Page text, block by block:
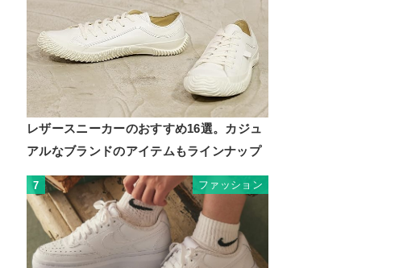
レザースニーカーのおすすめ16選。カジュ
アルなブランドのアイテムもラインナップ
7 ファッション